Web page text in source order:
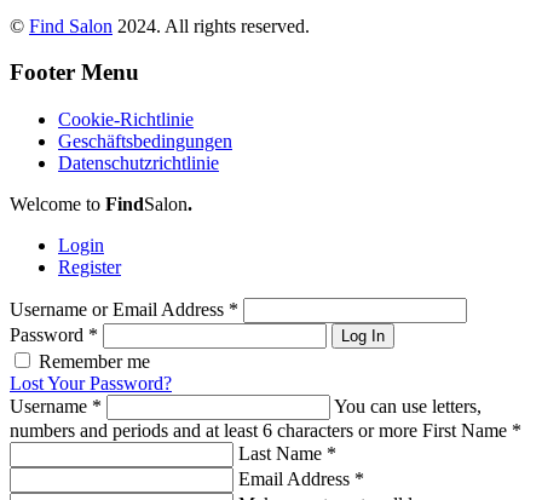
© Find Salon 2024. All rights reserved.
Footer Menu
Cookie-Richtlinie
Geschäftsbedingungen
Datenschutzrichtlinie
Welcome to FindSalon.
Login
Register
Username or Email Address *
Password * Log In
Remember me
Lost Your Password?
Username *
You can use letters,
numbers and periods and at least 6 characters or more First Name *
Last Name *
Email Address *